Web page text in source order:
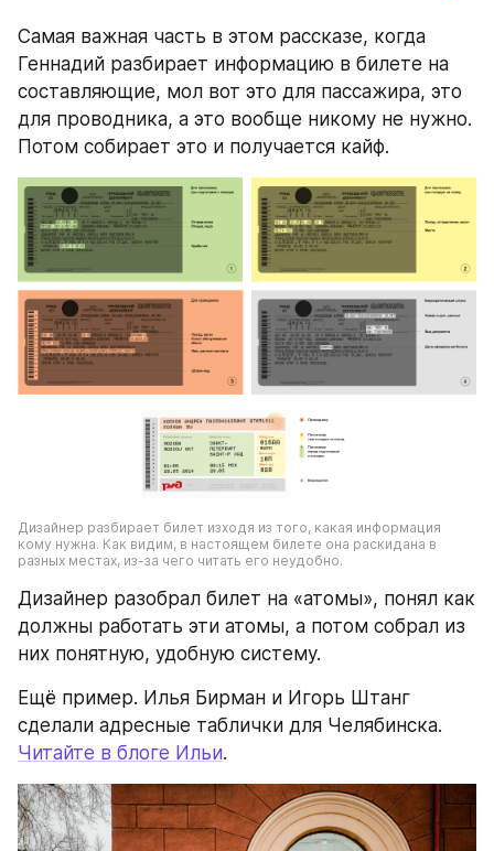
Самая важная часть в этом рассказе, когда
Геннадий разбирает информацию в билете на
составляющие, мол вот это для пассажира, это
для проводника, а это вообще никому не нужно.
Потом собирает это и получается кайф.
Дизайнер разбирает билет изходя из того, какая информация
кому нужна. Как видим, в настоящем билете она раскидана в
разных местах, из-за чего читать его неудобно.
Дизайнер разобрал билет на «атомы», понял как
должны работать эти атомы, а потом собрал из
них понятную, удобную систему.
Ещё пример. Илья Бирман и Игорь Штанг
Читайте в блоге Ильи.